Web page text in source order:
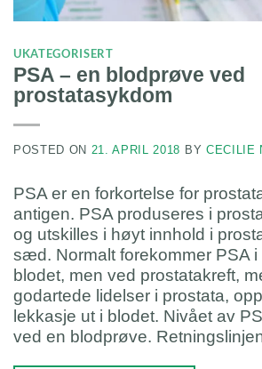
UKATEGORISERT
PSA – en blodprøve ved
prostatasykdom
POSTED ON 21. APRIL 2018 BY CECILIE
PSA er en forkortelse for
antigen. PSA produseres i
og utskilles i høyt innhold i
sæd. Normalt forekommer PSA
blodet, men ved prostatakreft,
godartede lidelser i prostata,
lekkasje ut i blodet. Nivået av
ved en blodprøve.